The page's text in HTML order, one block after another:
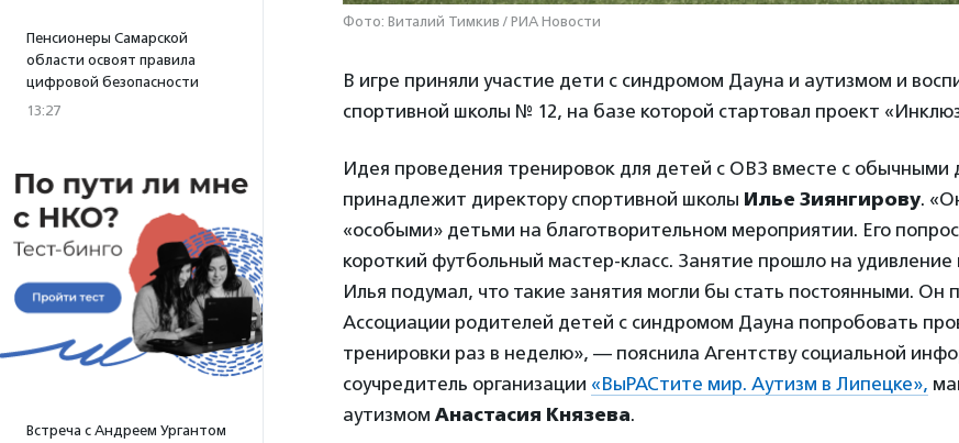
Пенсионеры Самарской
области освоят правила
цифровой безопасности
13:27
Встреча с Андреем Ургантом
Фото: Виталий Тимкив / РИА Новости
В игре приняли участие дети с синдромом Дауна и аутизмом и
спортивной школы № 12, на базе которой стартовал проект
Идея проведения тренировок для детей с ОВЗ вместе с обычными
принадлежит директору спортивной школы Илье Зиянгирову.
«особыми» детьми на благотворительном мероприятии. Его
короткий футбольный мастер-класс. Занятие прошло на удивление
Илья подумал, что такие занятия могли бы стать постоянными. Он
Ассоциации родителей детей с синдромом Дауна попробовать
тренировки раз в неделю», — пояснила Агентству социальной
соучредитель организации «ВыРАСтите мир. Аутизм в Липецке»,
аутизмом Анастасия Князева.